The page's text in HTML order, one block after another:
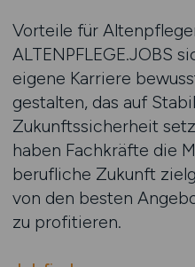
Vorteile für
ALTENPFLEGE.JOBS
eigene Karriere
gestalten, das auf
Zukunftssicherheit
haben Fachkräfte die
berufliche Zukunft
von den besten
zu profitieren.